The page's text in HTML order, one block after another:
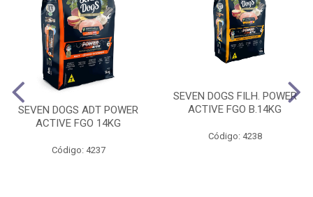
SEVEN DOGS ADT POWER
ACTIVE FGO 14KG
Código: 4237
SEVEN DOGS FILH. POWER
ACTIVE FGO B.14KG
Código: 4238